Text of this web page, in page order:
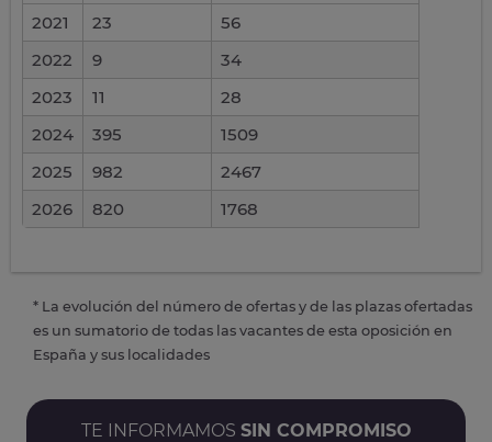
2021
23
56
2022
9
34
2023
11
28
2024
395
1509
2025
982
2467
2026
820 1768
* La evolución del número de ofertas y de las plazas ofertadas
es un sumatorio de todas las vacantes de esta oposición en
España y sus localidades
TE INFORMAMOS SIN COMPROMISO